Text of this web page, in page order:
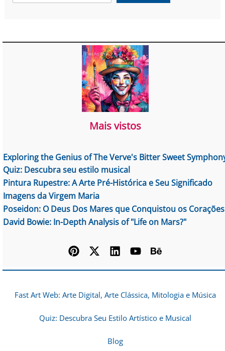
Mais vistos
Exploring the Genius of The Verve's Bitter Sweet
Quiz: Descubra seu estilo musical
Pintura Rupestre: A Arte Pré-Histórica e Seu Significado
Imagens da Virgem Maria
Poseidon: O Deus Dos Mares que Conquistou os Corações
David Bowie: In-Depth Analysis of "Life on Mars?"
Fast Art Web: Arte Digital, Arte Clássica, Mitologia e Música
Quiz: Descubra Seu Estilo Artístico e Musical
Blog